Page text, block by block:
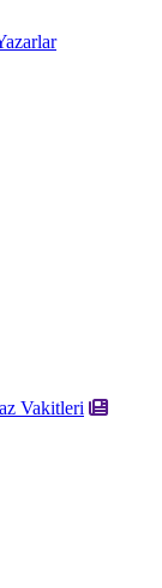
Vakitleri